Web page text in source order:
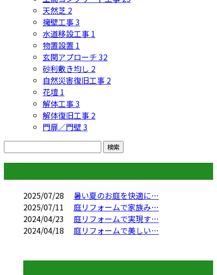
天然芝 2
擁壁工事3
水道移設工事 1
物置設置 1
玄関アプローチ 32
砂利敷き均し 2
自然災害復旧工事 2
花壇 1
解体工事3
解体復旧工事 2
門扉／門壁3
2025/07/28
暑い夏のお庭を快適に…
2025/07/11
庭リフォームで家族み…
2024/04/23
庭リフォームで実現す…
2024/04/18
庭リフォームで美しい…